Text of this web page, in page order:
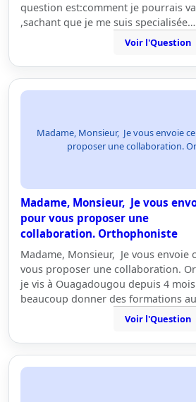
question est:comment je pourrais
,sachant que je me suis specialisée…
Voir l'Question
Madame, Monsieur, Je vous envoie
proposer une collaboration.
Madame, Monsieur, Je vous
pour vous proposer une
collaboration. Orthophoniste
Madame, Monsieur, Je vous envoie
vous proposer une collaboration.
je vis à Ouagadougou depuis 4
beaucoup donner des formations
Voir l'Question